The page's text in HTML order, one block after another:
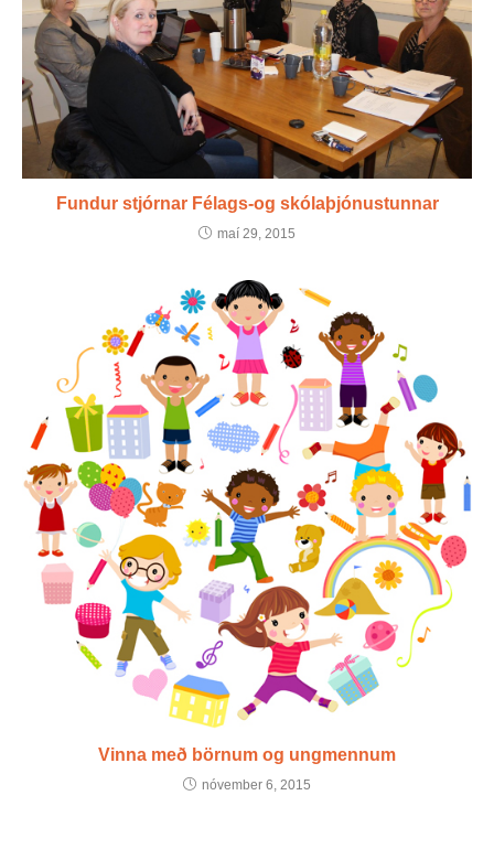
Fundur stjórnar Félags-og skólaþjónustunnar
maí 29, 2015
Vinna með börnum og ungmennum
nóvember 6, 2015